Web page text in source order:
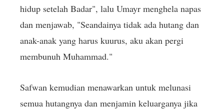
hidup setelah Badar", lalu Umayr menghela napas
dan menjawab, "Seandainya tidak ada hutang dan
anak-anak yang harus kuurus, aku akan pergi
membunuh Muhammad."
Safwan kemudian menawarkan untuk melunasi
semua hutangnya dan menjamin keluarganya jika